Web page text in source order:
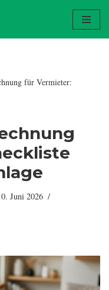
für Vermieter:
Juni 2026